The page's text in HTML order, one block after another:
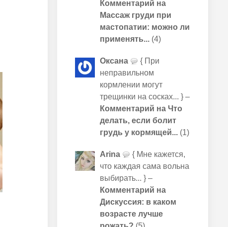
Комментарий на
Массаж груди при
мастопатии: можно ли
применять...(4)
Оксана
{ При
неправильном
кормлении могут
трещинки на сосках... } –
Комментарий на Что
делать, если болит
грудь у кормящей...(1)
Arina
{ Мне кажется,
что каждая сама вольна
выбирать... } –
Комментарий на
Дискуссия: в каком
возрасте лучше